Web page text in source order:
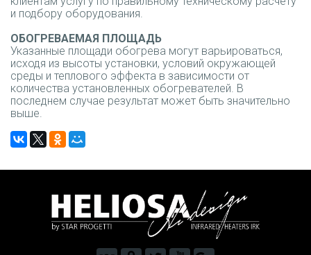
и подбору оборудования.
ОБОГРЕВАЕМАЯ ПЛОЩАДЬ
Указанные площади обогрева могут варьироваться,
исходя из высоты установки, условий окружающей
среды и теплового эффекта в зависимости от
количества установленных обогревателей. В
последнем случае результат может быть значительно
выше.